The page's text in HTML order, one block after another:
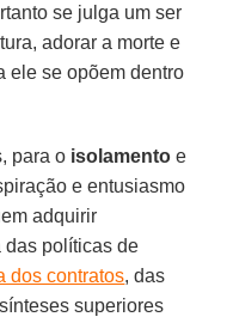
se julga um ser
adorar a morte e
ele se opõem dentro
para o isolamento e
e entusiasmo
adquirir
das políticas de
dos contratos, das
superiores